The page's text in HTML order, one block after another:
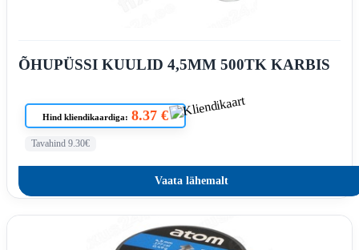
ÕHUPÜSSI KUULID 4,5MM 500TK KARBIS
Hind kliendikaardiga: 8.37 €
Tavahind 9.30€
Vaata lähemalt